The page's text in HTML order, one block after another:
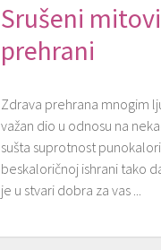
Srušeni
prehrani
Zdrava prehrana mnogim
važan dio u odnosu na
sušta suprotnost
beskaloričnoj ishrani tako
je u stvari dobra za vas ...